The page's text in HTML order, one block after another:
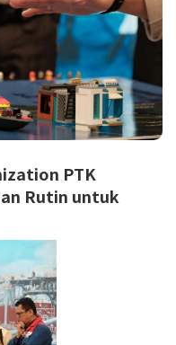
PTK
Rutin untuk